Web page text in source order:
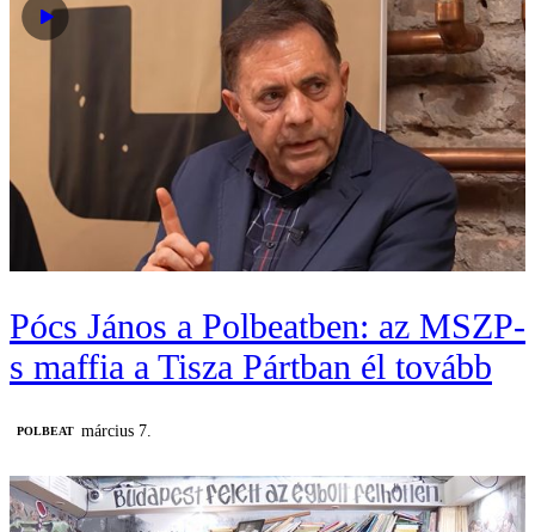
Pócs János a Polbeatben: az MSZP-
s maffia a Tisza Pártban él tovább
‎POLBEAT március 7.